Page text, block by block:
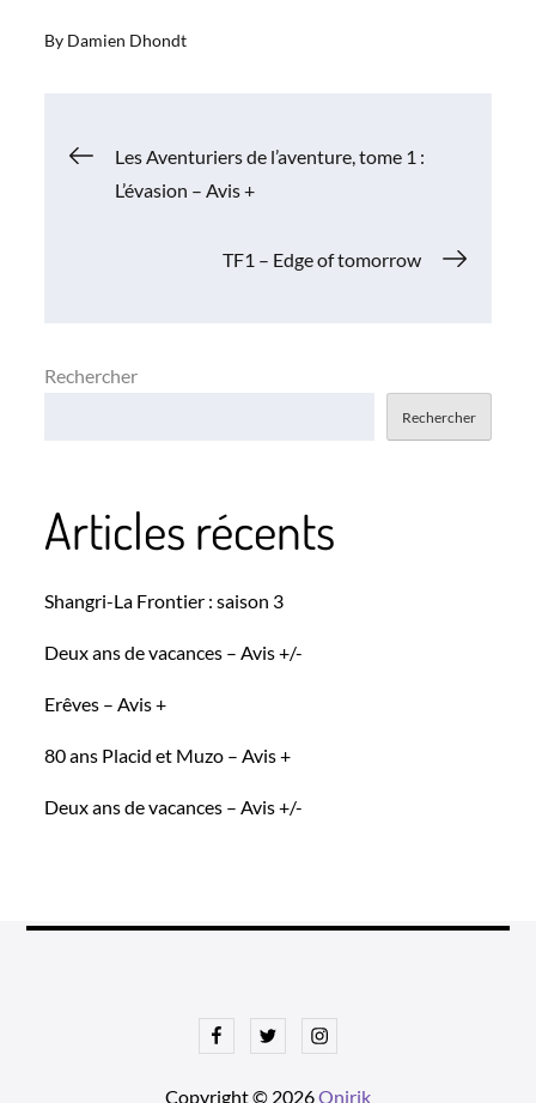
By Damien Dhondt
Navigation
Les Aventuriers de l’aventure, tome 1 :
L’évasion – Avis +
TF1 – Edge of tomorrow
Rechercher
Rechercher
Articles récents
Shangri-La Frontier : saison 3
Deux ans de vacances – Avis +/-
Erêves – Avis +
80 ans Placid et Muzo – Avis +
Deux ans de vacances – Avis +/-
FacebookTwitterInstagram
Copyright © 2026Onirik